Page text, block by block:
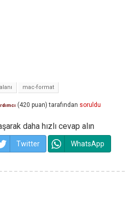
mac-format
(420 puan) tarafından soruldu
daha hızlı cevap alın
Twitter WhatsApp